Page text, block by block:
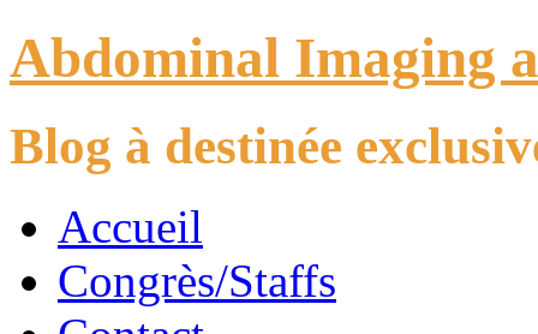
Abdominal Imaging
Blog à destinée
Accueil
Congrès/Staffs